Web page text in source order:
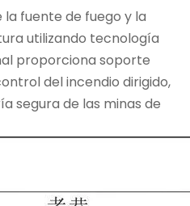
fuente de fuego y la
utilizando tecnología
proporciona soporte
del incendio dirigido,
segura de las minas de